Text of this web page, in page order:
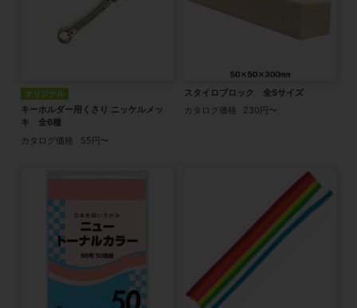
オリジナル
キーホルダー用くさり ニッケルメッ
キ 全6種
カタログ価格
55円〜
スタイロブロック 全5サイズ
カタログ価格
230円〜